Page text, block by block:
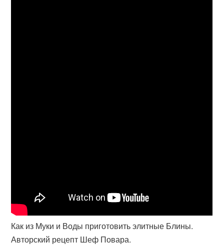
Как из Муки и Воды приготовить элитные Блины.
Авторский рецепт Шеф Повара.